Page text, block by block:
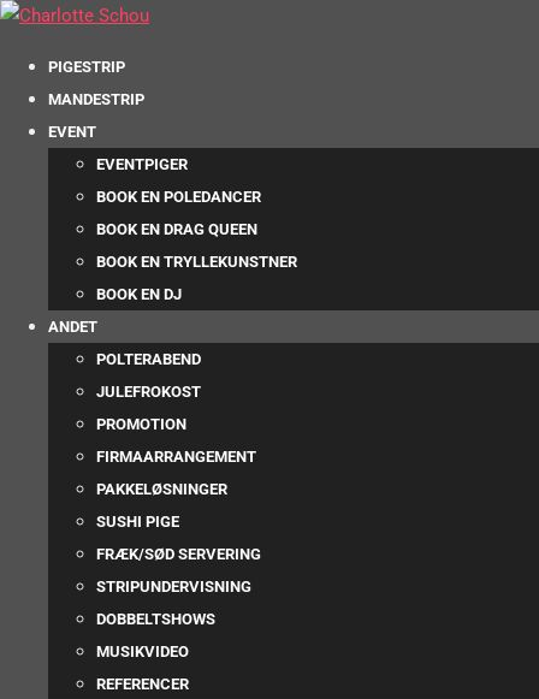
PIGESTRIP
MANDESTRIP
EVENT
EVENTPIGER
BOOK EN POLEDANCER
BOOK EN DRAG QUEEN
BOOK EN TRYLLEKUNSTNER
BOOK EN DJ
ANDET
POLTERABEND
JULEFROKOST
PROMOTION
FIRMAARRANGEMENT
PAKKELØSNINGER
SUSHI PIGE
FRÆK/SØD SERVERING
STRIPUNDERVISNING
DOBBELTSHOWS
MUSIKVIDEO
REFERENCER